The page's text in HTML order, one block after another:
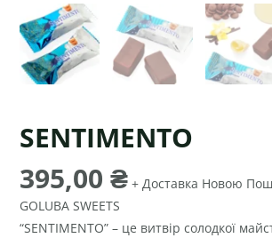
SENTIMENTO
395,00 ₴ + Доставка Новою
GOLUBA SWEETS
“SENTIMENTO” – це витвір солодкої